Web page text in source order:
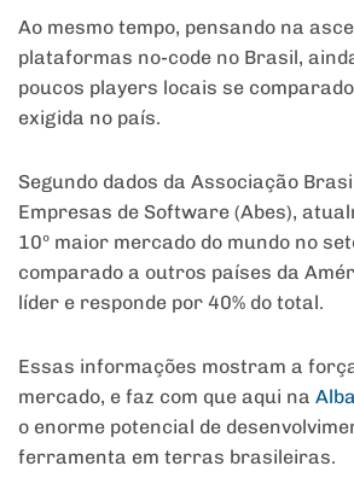
Ao mesmo tempo, pensando na
plataformas no-code no Brasil,
poucos players locais se
exigida no país.
Segundo dados da Associação
Empresas de Software (Abes),
10º maior mercado do mundo no
comparado a outros países da
líder e responde por 40% do total.
Essas informações mostram a
mercado, e faz com que aqui na
o enorme potencial de
ferramenta em terras brasileiras.